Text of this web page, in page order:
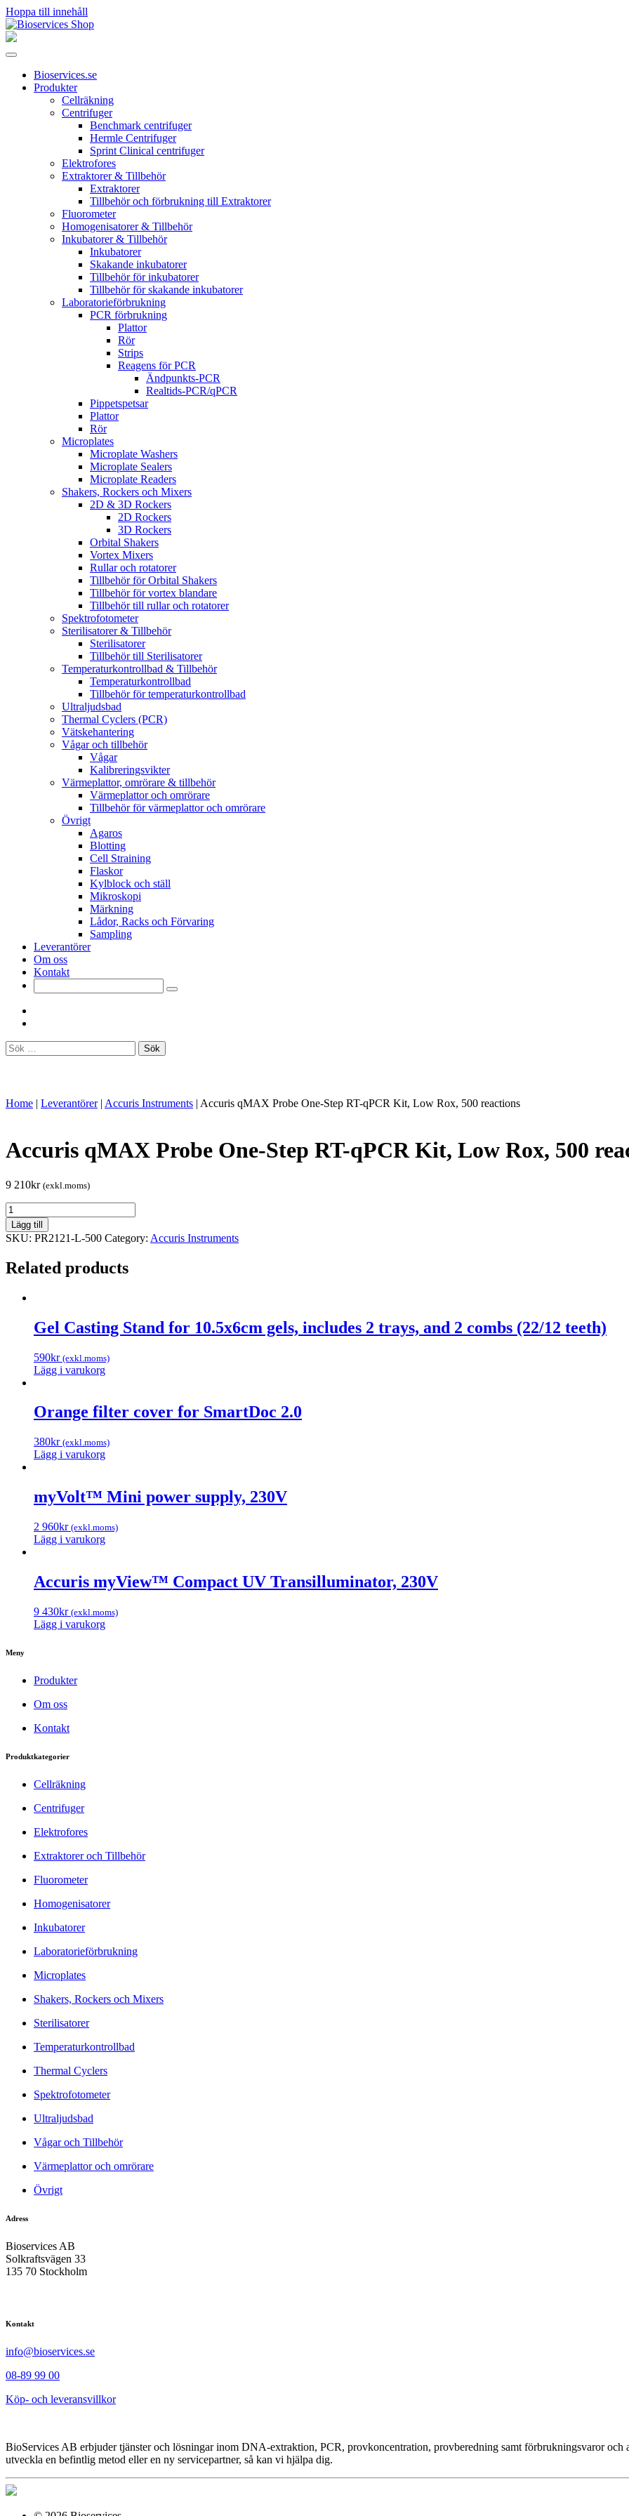
Hoppa till innehåll
Huvudnavigering
Bioservices.se
Produkter
Cellräkning
Centrifuger
Benchmark centrifuger
Hermle Centrifuger
Sprint Clinical centrifuger
Elektrofores
Extraktorer & Tillbehör
Extraktorer
Tillbehör och förbrukning till Extraktorer
Fluorometer
Homogenisatorer & Tillbehör
Inkubatorer & Tillbehör
Inkubatorer
Skakande inkubatorer
Tillbehör för inkubatorer
Tillbehör för skakande inkubatorer
Laboratorieförbrukning
PCR förbrukning
Plattor
Rör
Strips
Reagens för PCR
Ändpunkts-PCR
Realtids-PCR/qPCR
Pippetspetsar
Plattor
Rör
Microplates
Microplate Washers
Microplate Sealers
Microplate Readers
Shakers, Rockers och Mixers
2D & 3D Rockers
2D Rockers
3D Rockers
Orbital Shakers
Vortex Mixers
Rullar och rotatorer
Tillbehör för Orbital Shakers
Tillbehör för vortex blandare
Tillbehör till rullar och rotatorer
Spektrofotometer
Sterilisatorer & Tillbehör
Sterilisatorer
Tillbehör till Sterilisatorer
Temperaturkontrollbad & Tillbehör
Temperaturkontrollbad
Tillbehör för temperaturkontrollbad
Ultraljudsbad
Thermal Cyclers (PCR)
Vätskehantering
Vågar och tillbehör
Vågar
Kalibreringsvikter
Värmeplattor, omrörare & tillbehör
Värmeplattor och omrörare
Tillbehör för värmeplattor och omrörare
Övrigt
Agaros
Blotting
Cell Straining
Flaskor
Kylblock och ställ
Mikroskopi
Märkning
Lådor, Racks och Förvaring
Sampling
Leverantörer
Om oss
Kontakt
Sök
efter:
Home | Leverantörer | Accuris Instruments | Accuris qMAX Probe One-Step RT-qPCR Kit, Low Rox, 500 reactions
Accuris qMAX Probe One-Step RT-qPCR Kit, Low Rox, 500
9 210kr (exkl.moms)
Accuris
qMAX
Probe
One-
RT-
quantity
Lägg till
SKU: PR2121-L-500 Category: Accuris Instruments
Related products
Gel Casting Stand for 10.5x6cm gels, includes 2 trays, and 2 combs (22/12 teeth)
590kr (exkl.moms)
Lägg i varukorg
Orange filter cover for SmartDoc 2.0
380kr (exkl.moms)
Lägg i varukorg
myVolt™ Mini power supply, 230V
2 960kr (exkl.moms)
Lägg i varukorg
Accuris myView™ Compact UV Transilluminator, 230V
9 430kr (exkl.moms)
Lägg i varukorg
Meny
Produkter
Om oss
Kontakt
Produktkategorier
Cellräkning
Centrifuger
Elektrofores
Extraktorer och Tillbehör
Fluorometer
Homogenisatorer
Inkubatorer
Laboratorieförbrukning
Microplates
Shakers, Rockers och Mixers
Sterilisatorer
Temperaturkontrollbad
Thermal Cyclers
Spektrofotometer
Ultraljudsbad
Vågar och Tillbehör
Värmeplattor och omrörare
Övrigt
Adress
Bioservices AB
Solkraftsvägen 33
135 70 Stockholm
Kontakt
info@bioservices.se
08-89 99 00
Köp- och leveransvillkor
BioServices AB erbjuder tjänster och lösningar inom DNA-extraktion, PCR, provkoncentration, provberedning samt förbrukningsvaror och
utveckla en befintlig metod eller en ny servicepartner, så kan vi hjälpa dig.